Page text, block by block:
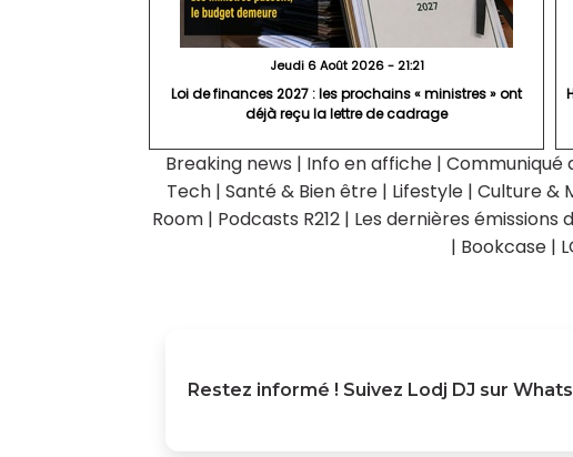
Jeudi 6 Août 2026 - 21:21
Loi de finances 2027 : les prochains « ministres » ont
déjà reçu la lettre de cadrage
Breaking news | Info en affiche | Communiqué
Tech | Santé & Bien être | Lifestyle | Culture &
Room | Podcasts R212 | Les dernières émissions
| Bookcase |
Restez informé ! Suivez Lodj DJ sur